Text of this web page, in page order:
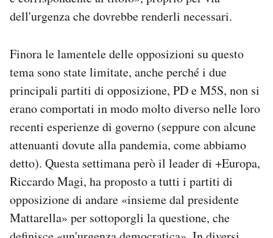
dell'urgenza che dovrebbe renderli necessari.
Finora le lamentele delle opposizioni su questo
tema sono state limitate, anche perché i due
principali partiti di opposizione, PD e M5S, non si
erano comportati in modo molto diverso nelle loro
recenti esperienze di governo (seppure con alcune
attenuanti dovute alla pandemia, come abbiamo
detto). Questa settimana però il leader di +Europa,
Riccardo Magi, ha proposto a tutti i partiti di
opposizione di andare «insieme dal presidente
Mattarella» per sottoporgli la questione, che